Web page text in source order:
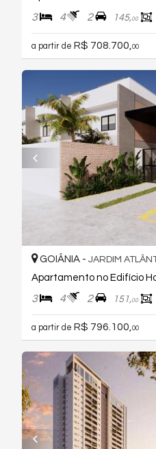
3 4 2 145,00
a partir de R$ 708.700, 00
GOIÂNIA - JARDIM
3 4 2 151,00
a partir de R$ 796.100, 00